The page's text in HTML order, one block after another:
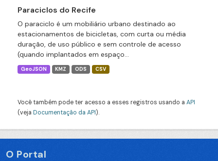
Paraciclos do Recife
O paraciclo é um mobiliário urbano destinado ao
estacionamentos de bicicletas, com curta ou média
duração, de uso público e sem controle de acesso
(quando implantados em espaço...
GeoJSON KMZ ODS CSV
Você também pode ter acesso a esses registros usando a API
(veja Documentação da API).
O Portal